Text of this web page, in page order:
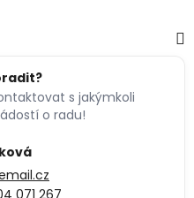
s jakýmkoli
o radu!
071 267